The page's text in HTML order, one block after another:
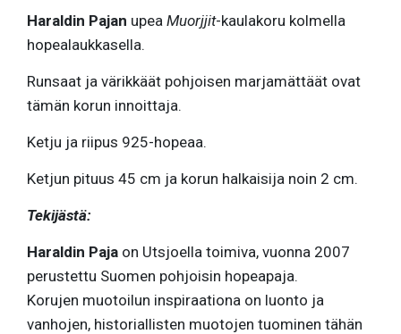
Haraldin Pajan upea Muorjjit-kaulakoru kolmella
hopealaukkasella.
Runsaat ja värikkäät pohjoisen marjamättäät ovat
tämän korun innoittaja.
Ketju ja riipus 925-hopeaa.
Ketjun pituus 45 cm ja korun halkaisija noin 2 cm.
Tekijästä:
Haraldin Paja on Utsjoella toimiva, vuonna 2007
perustettu Suomen pohjoisin hopeapaja.
Korujen muotoilun inspiraationa on luonto ja
vanhojen, historiallisten muotojen tuominen tähän